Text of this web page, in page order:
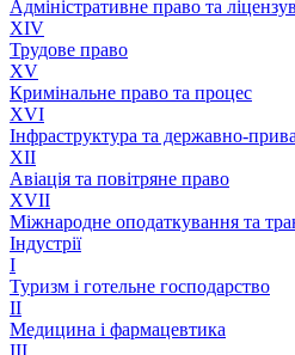
Адмiнiстративне право та
XIV
Трудове право
XV
Кримінальне право та процес
XVI
Інфраструктура та державно-
XII
Авіація та повітряне право
XVII
Міжнародне оподаткування та
Індустрії
I
Туризм і готельне господарство
II
Медицина і фармацевтика
III